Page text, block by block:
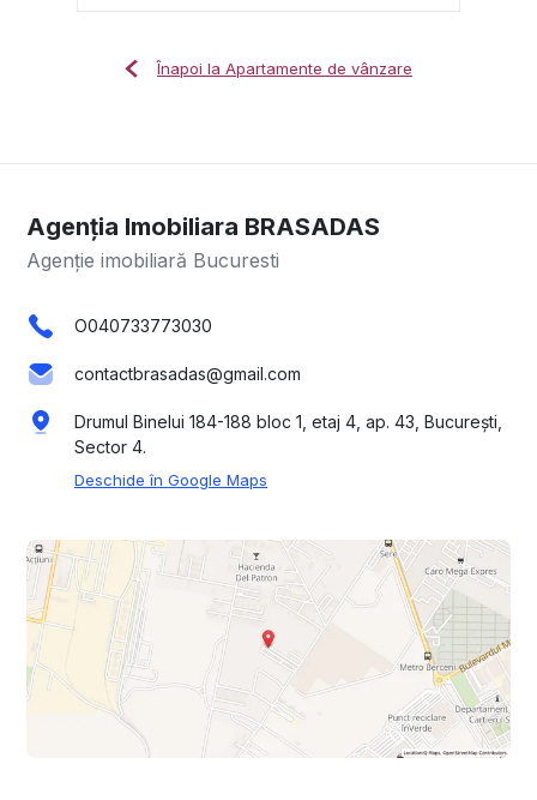
Înapoi la Apartamente de vânzare
Agenția Imobiliara BRASADAS
Agenție imobiliară Bucuresti
O040733773030
contactbrasadas@gmail.com
Drumul Binelui 184-188 bloc 1, etaj 4, ap. 43, București,
Sector 4.
Deschide în Google Maps